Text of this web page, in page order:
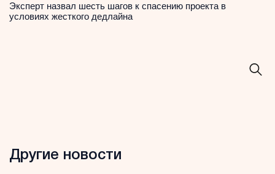
Эксперт назвал шесть шагов к спасению проекта в
условиях жесткого дедлайна
Другие новости